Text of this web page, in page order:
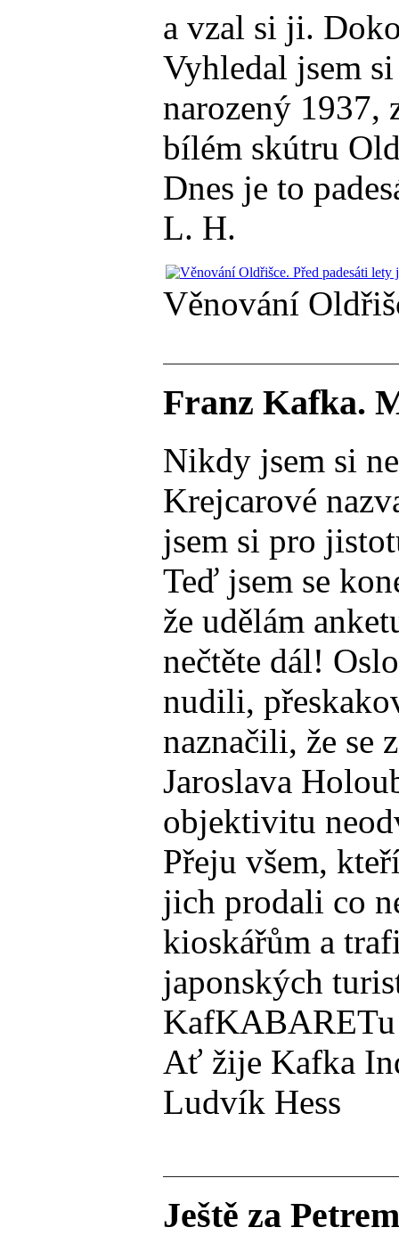
a vzal si ji.
Vyhledal jsem
narozený 1937,
bílém skútru
Dnes je to
L. H.
Věnování
Franz Kafka.
Nikdy jsem si
Krejcarové
jsem si pro
Teď jsem se
že udělám
nečtěte dál!
nudili,
naznačili, že se
Jaroslava
objektivitu
Přeju všem,
jich prodali co
kioskářům a
japonských
KafKABARETu
Ať žije Kafka
Ludvík Hess
Ještě za